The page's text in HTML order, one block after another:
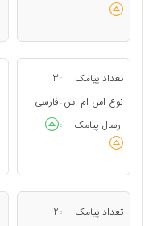
تعداد پیامک :
3
نوع اس ام اس : فارسی
ارسال پیامک
:
تعداد پیامک :
2